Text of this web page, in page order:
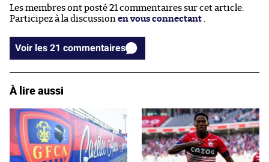
Les membres ont posté 21 commentaires sur cet article.
Participez à la discussion en vous connectant
Voir les 21 commentaires
À lire aussi